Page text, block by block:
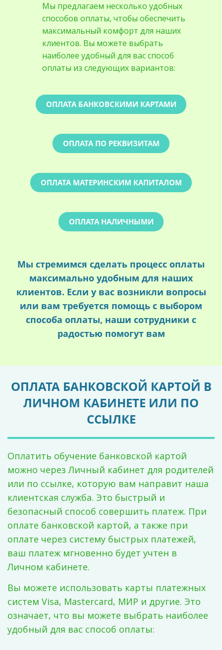
Мы предлагаем несколько удобных
способов оплаты, чтобы обеспечить
максимальный комфорт для наших
клиентов. Вы можете выбрать
наиболее удобный для вас способ
оплаты из следующих вариантов:
ОПЛАТА БАНКОВСКИМИ КАРТАМИ
ОПЛАТА ПО РЕКВИЗИТАМ
ОПЛАТА МАТЕРИНСКИМ КАПИТАЛОМ
ОПЛАТА НАЛИЧНЫМИ
Мы стремимся сделать процесс оплаты
максимально удобным для наших
клиентов. Если у вас возникли вопросы
или вам требуется помощь с выбором
способа оплаты, наши сотрудники с
радостью помогут вам
ОПЛАТА БАНКОВСКОЙ КАРТОЙ В
ЛИЧНОМ КАБИНЕТЕ ИЛИ ПО
ССЫЛКЕ
Оплатить обучение банковской картой
можно через Личный кабинет для родителей
или по ссылке, которую вам направит наша
клиентская служба. Это быстрый и
безопасный способ совершить платеж. При
оплате банковской картой, а также при
оплате через систему быстрых платежей,
ваш платеж мгновенно будет учтен в
Личном кабинете.
Вы можете использовать карты платежных
систем Visa, Mastercard, МИР и другие. Это
означает, что вы можете выбрать наиболее
удобный для вас способ оплаты: